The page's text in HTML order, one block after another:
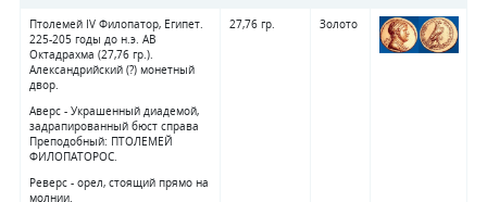
Птолемей IV Филопатор, Египет.
225-205 годы до н.э. АВ
Октадрахма (27,76 гр.).
Александрийский (?) монетный
двор.
Аверс - Украшенный диадемой,
задрапированный бюст справа
Преподобный: ПТОЛЕМЕЙ
ФИЛОПАТОРОС.
Реверс - орел, стоящий прямо на
молнии.
27,76 гр. Золото